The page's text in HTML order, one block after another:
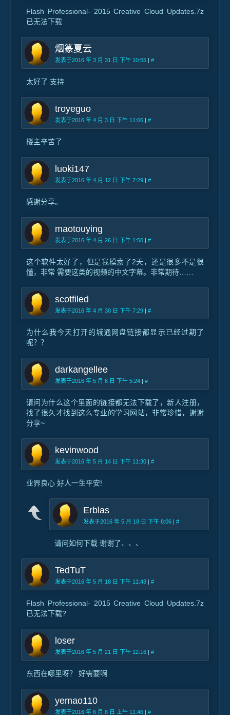
Flash Professional- 2015 Creative Cloud Updates.7z
已无法下载
烟篆夏云
发表于2016 年 3 月 31 日 下午 10:55 | #
太好了 支持
troyeguo
发表于2016 年 4 月 3 日 下午 11:06 | #
楼主辛苦了
luoki147
发表于2016 年 4 月 12 日 下午 7:29 | #
感谢分享。
maotouying
发表于2016 年 4 月 26 日 下午 1:50 | #
这个软件太好了，但是我模索了2天，还是很多不是很
懂，非常 需要这类的视频的中文字幕。非常期待……
scotfiled
发表于2016 年 4 月 30 日 下午 7:29 | #
为什么我今天打开的城通网盘链接都显示已经过期了
呢？？
darkangellee
发表于2016 年 5 月 6 日 下午 5:24 | #
请问为什么这个里面的链接都无法下载了，新人注册，
找了很久才找到这么专业的学习网站，非常珍惜，谢谢
分享~
kevinwood
发表于2016 年 5 月 14 日 下午 11:30 | #
业界良心 好人一生平安!
Erblas
发表于2016 年 5 月 18 日 下午 8:06 | #
请问如何下载 谢谢了、、、
TedTuT
发表于2016 年 5 月 18 日 下午 11:43 | #
Flash Professional- 2015 Creative Cloud Updates.7z
已无法下载?
loser
发表于2016 年 5 月 21 日 下午 12:16 | #
东西在哪里呀？ 好需要啊
yemao110
发表于2016 年 6 月 8 日 上午 11:46 | #